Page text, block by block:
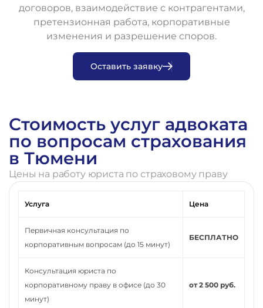
договоров, взаимодействие с контрагентами,
претензионная работа, корпоративные
изменения и разрешение споров.
Оставить заявку
Стоимость услуг адвоката
по вопросам страхования
в Тюмени
Цены на работу юриста по страховому праву
Услуга Цена
Первичная консультация по
корпоративным вопросам (до 15 минут)
БЕСПЛАТНО
Консультация юриста по
корпоративному праву в офисе (до 30
минут)
от 2 500 руб.